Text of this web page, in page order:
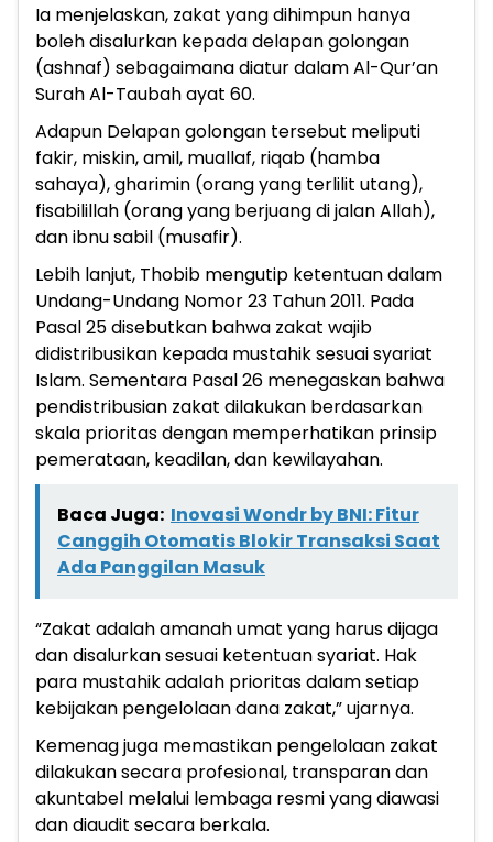
Ia menjelaskan, zakat yang dihimpun hanya
boleh disalurkan kepada delapan golongan
(ashnaf) sebagaimana diatur dalam Al-Qur’an
Surah Al-Taubah ayat 60.
Adapun Delapan golongan tersebut meliputi
fakir, miskin, amil, muallaf, riqab (hamba
sahaya), gharimin (orang yang terlilit utang),
fisabilillah (orang yang berjuang di jalan Allah),
dan ibnu sabil (musafir).
Lebih lanjut, Thobib mengutip ketentuan dalam
Undang-Undang Nomor 23 Tahun 2011. Pada
Pasal 25 disebutkan bahwa zakat wajib
didistribusikan kepada mustahik sesuai syariat
Islam. Sementara Pasal 26 menegaskan bahwa
pendistribusian zakat dilakukan berdasarkan
skala prioritas dengan memperhatikan prinsip
pemerataan, keadilan, dan kewilayahan.
Baca Juga: Inovasi Wondr by BNI: Fitur
Canggih Otomatis Blokir Transaksi Saat
Ada Panggilan Masuk
“Zakat adalah amanah umat yang harus dijaga
dan disalurkan sesuai ketentuan syariat. Hak
para mustahik adalah prioritas dalam setiap
kebijakan pengelolaan dana zakat,” ujarnya.
Kemenag juga memastikan pengelolaan zakat
dilakukan secara profesional, transparan dan
akuntabel melalui lembaga resmi yang diawasi
dan diaudit secara berkala.